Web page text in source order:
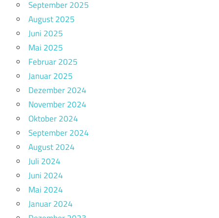
September 2025
August 2025
Juni 2025
Mai 2025
Februar 2025
Januar 2025
Dezember 2024
November 2024
Oktober 2024
September 2024
August 2024
Juli 2024
Juni 2024
Mai 2024
Januar 2024